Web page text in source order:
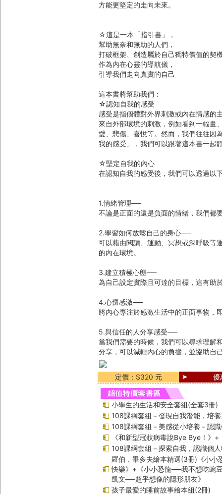
方能更堅定的走向未來。
☆這是一本「指引書」，
幫助無奈和無助的人們，
打破框架、創造屬於自己獨特價值的契
作為內在心靈的導航儀，
引導我們走向真實的自己
這本書將幫助我們：
☆認知自我的感受
感受是指個體對外界刺激或內在情感的
來自外部環境的刺激，例如看到一幅畫
愛、悲傷、喜悅等。然而，我們往往
我的感受」，我們可以跟著這本書一起
☆堅定自我的內心
在認知自我的感受後，我們可以透過以
1.情緒管理──
不論是正面的還是負面的情緒，我們都
2.學習如何放鬆自己的身心──
可以藉由閱讀、運動、冥想或深呼吸等
的內在環境。
3.建立積極心態──
為自己設定實際且可達的目標，這有助
4.心懷感激──
將內心專注於感激生活中的正面事物，
5.與信任的人分享感受──
當我們需要的時候，我們可以尋求理解
分享，可以減輕內心的負擔，並協助自
定價：$320 元 優
小學生的生活和安全套組(全套3冊)
108課綱套組－發現自我潛能，培
108課綱套組－美感從小培養－認
《和新型冠狀病毒說Bye Bye！》
108課綱套組－探索自我，認識個
羅伯．畢多夫繪本精選(3冊)《小小
快樂》+《小小恐龍──我不想吃豌
凱文──超乎想像的隱形朋友》
孩子最愛的睡前故事繪本組(2冊)